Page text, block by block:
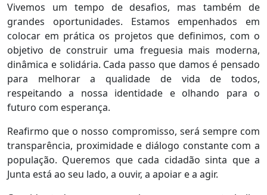
Vivemos um tempo de desafios, mas também de
grandes oportunidades. Estamos empenhados em
colocar em prática os projetos que definimos, com o
objetivo de construir uma freguesia mais moderna,
dinâmica e solidária. Cada passo que damos é pensado
para melhorar a qualidade de vida de todos,
respeitando a nossa identidade e olhando para o
futuro com esperança.
Reafirmo que o nosso compromisso, será sempre com
transparência, proximidade e diálogo constante com a
população. Queremos que cada cidadão sinta que a
Junta está ao seu lado, a ouvir, a apoiar e a agir.